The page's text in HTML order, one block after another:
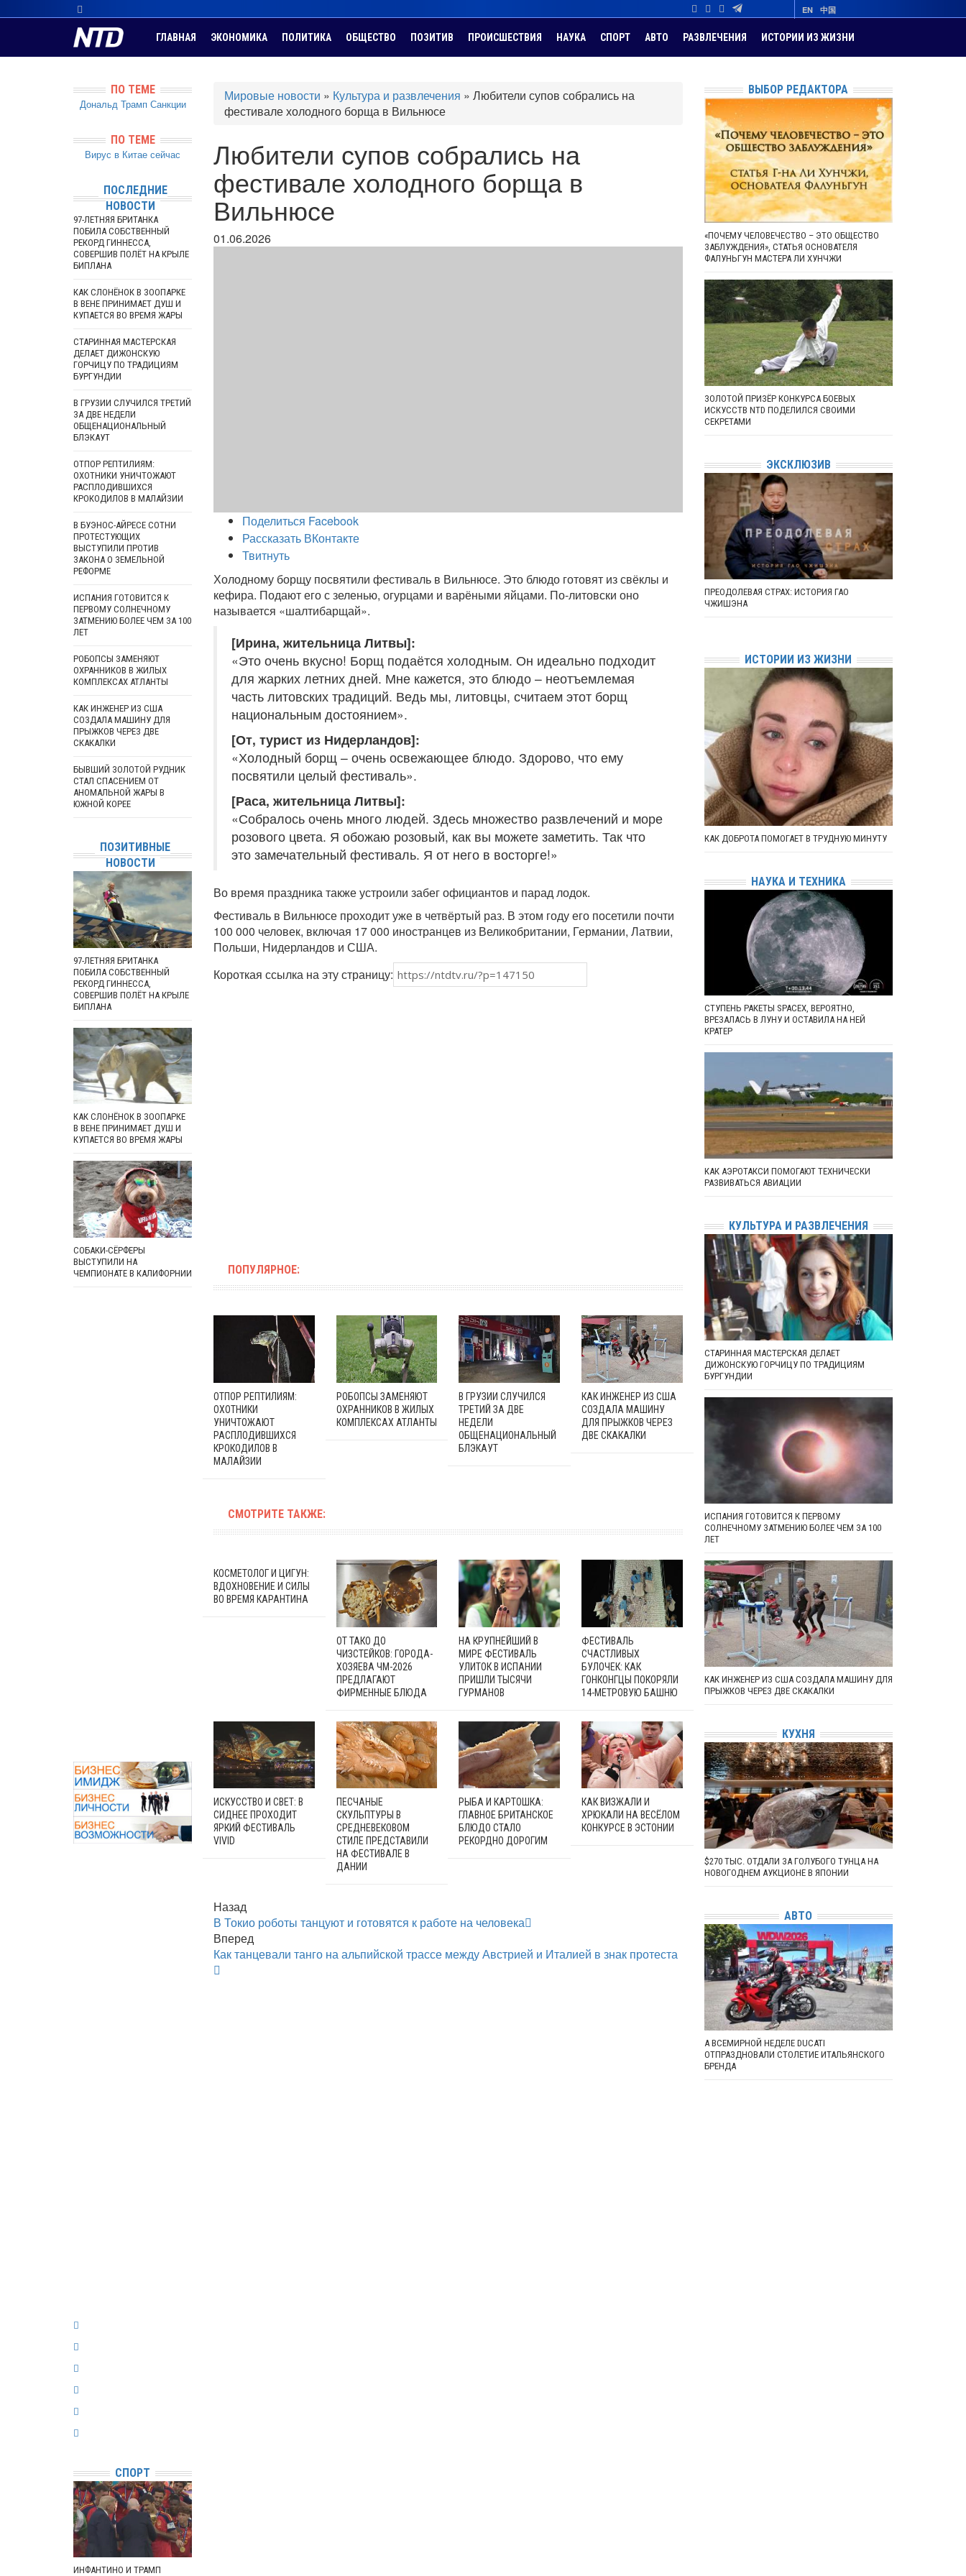
EN 中国
ГЛАВНАЯ ЭКОНОМИКА ПОЛИТИКА ОБЩЕСТВО ПОЗИТИВ ПРОИСШЕСТВИЯ НАУКА СПОРТ АВТО РАЗВЛЕЧЕНИЯ ИСТОРИИ ИЗ ЖИЗНИ
Мировые новости » Культура и развлечения » Любители супов собрались на
фестивале холодного борща в Вильнюсе
Любители супов собрались на
фестивале холодного борща в
Вильнюсе
01.06.2026
Поделиться Facebook
Рассказать ВКонтакте
Твитнуть
Холодному борщу посвятили фестиваль в Вильнюсе. Это блюдо готовят из свёклы и
кефира. Подают его с зеленью, огурцами и варёными яйцами. По-литовски оно
называется «шалтибарщай».
[Ирина, жительница Литвы]:
«Это очень вкусно! Борщ подаётся холодным. Он идеально подходит
для жарких летних дней. Мне кажется, это блюдо – неотъемлемая
часть литовских традиций. Ведь мы, литовцы, считаем этот борщ
национальным достоянием».
[От, турист из Нидерландов]:
«Холодный борщ – очень освежающее блюдо. Здорово, что ему
посвятили целый фестиваль».
[Раса, жительница Литвы]:
«Собралось очень много людей. Здесь множество развлечений и море
розового цвета. Я обожаю розовый, как вы можете заметить. Так что
это замечательный фестиваль. Я от него в восторге!»
Во время праздника также устроили забег официантов и парад лодок.
Фестиваль в Вильнюсе проходит уже в четвёртый раз. В этом году его посетили почти
100 000 человек, включая 17 000 иностранцев из Великобритании, Германии, Латвии,
Польши, Нидерландов и США.
Короткая ссылка на эту страницу:
ПОПУЛЯРНОЕ:
ОТПОР РЕПТИЛИЯМ:
ОХОТНИКИ
УНИЧТОЖАЮТ
РАСПЛОДИВШИХСЯ
КРОКОДИЛОВ В
МАЛАЙЗИИ
РОБОПСЫ ЗАМЕНЯЮТ
ОХРАННИКОВ В ЖИЛЫХ
КОМПЛЕКСАХ АТЛАНТЫ
В ГРУЗИИ СЛУЧИЛСЯ
ТРЕТИЙ ЗА ДВЕ
НЕДЕЛИ
ОБЩЕНАЦИОНАЛЬНЫЙ
БЛЭКАУТ
КАК ИНЖЕНЕР ИЗ США
СОЗДАЛА МАШИНУ
ДЛЯ ПРЫЖКОВ ЧЕРЕЗ
ДВЕ СКАКАЛКИ
СМОТРИТЕ ТАКЖЕ:
КОСМЕТОЛОГ И ЦИГУН:
ВДОХНОВЕНИЕ И СИЛЫ
ВО ВРЕМЯ КАРАНТИНА
ОТ ТАКО ДО
ЧИЗСТЕЙКОВ: ГОРОДА-
ХОЗЯЕВА ЧМ-2026
ПРЕДЛАГАЮТ
ФИРМЕННЫЕ БЛЮДА
НА КРУПНЕЙШИЙ В
МИРЕ ФЕСТИВАЛЬ
УЛИТОК В ИСПАНИИ
ПРИШЛИ ТЫСЯЧИ
ГУРМАНОВ
ФЕСТИВАЛЬ
СЧАСТЛИВЫХ
БУЛОЧЕК: КАК
ГОНКОНГЦЫ ПОКОРЯЛИ
14-МЕТРОВУЮ БАШНЮ
ИСКУССТВО И СВЕТ: В
СИДНЕЕ ПРОХОДИТ
ЯРКИЙ ФЕСТИВАЛЬ
VIVID
ПЕСЧАНЫЕ
СКУЛЬПТУРЫ В
СРЕДНЕВЕКОВОМ
СТИЛЕ ПРЕДСТАВИЛИ
НА ФЕСТИВАЛЕ В
ДАНИИ
РЫБА И КАРТОШКА:
ГЛАВНОЕ БРИТАНСКОЕ
БЛЮДО СТАЛО
РЕКОРДНО ДОРОГИМ
КАК ВИЗЖАЛИ И
ХРЮКАЛИ НА ВЕСЁЛОМ
КОНКУРСЕ В ЭСТОНИИ
Назад
В Токио роботы танцуют и готовятся к работе на человека
Вперед
Как танцевали танго на альпийской трассе между Австрией и Италией в знак протеста
ПО ТЕМЕ
Дональд Трамп Санкции
ПО ТЕМЕ
Вирус в Китае сейчас
ПОСЛЕДНИЕ
НОВОСТИ
97-ЛЕТНЯЯ БРИТАНКА
ПОБИЛА СОБСТВЕННЫЙ
РЕКОРД ГИННЕССА,
СОВЕРШИВ ПОЛЁТ НА КРЫЛЕ
БИПЛАНА
КАК СЛОНЁНОК В ЗООПАРКЕ
В ВЕНЕ ПРИНИМАЕТ ДУШ И
КУПАЕТСЯ ВО ВРЕМЯ ЖАРЫ
СТАРИННАЯ МАСТЕРСКАЯ
ДЕЛАЕТ ДИЖОНСКУЮ
ГОРЧИЦУ ПО ТРАДИЦИЯМ
БУРГУНДИИ
В ГРУЗИИ СЛУЧИЛСЯ ТРЕТИЙ
ЗА ДВЕ НЕДЕЛИ
ОБЩЕНАЦИОНАЛЬНЫЙ
БЛЭКАУТ
ОТПОР РЕПТИЛИЯМ:
ОХОТНИКИ УНИЧТОЖАЮТ
РАСПЛОДИВШИХСЯ
КРОКОДИЛОВ В МАЛАЙЗИИ
В БУЭНОС-АЙРЕСЕ СОТНИ
ПРОТЕСТУЮЩИХ
ВЫСТУПИЛИ ПРОТИВ
ЗАКОНА О ЗЕМЕЛЬНОЙ
РЕФОРМЕ
ИСПАНИЯ ГОТОВИТСЯ К
ПЕРВОМУ СОЛНЕЧНОМУ
ЗАТМЕНИЮ БОЛЕЕ ЧЕМ ЗА 100
ЛЕТ
РОБОПСЫ ЗАМЕНЯЮТ
ОХРАННИКОВ В ЖИЛЫХ
КОМПЛЕКСАХ АТЛАНТЫ
КАК ИНЖЕНЕР ИЗ США
СОЗДАЛА МАШИНУ ДЛЯ
ПРЫЖКОВ ЧЕРЕЗ ДВЕ
СКАКАЛКИ
БЫВШИЙ ЗОЛОТОЙ РУДНИК
СТАЛ СПАСЕНИЕМ ОТ
АНОМАЛЬНОЙ ЖАРЫ В
ЮЖНОЙ КОРЕЕ
ПОЗИТИВНЫЕ
НОВОСТИ
97-ЛЕТНЯЯ БРИТАНКА
ПОБИЛА СОБСТВЕННЫЙ
РЕКОРД ГИННЕССА,
СОВЕРШИВ ПОЛЁТ НА КРЫЛЕ
БИПЛАНА
КАК СЛОНЁНОК В ЗООПАРКЕ
В ВЕНЕ ПРИНИМАЕТ ДУШ И
КУПАЕТСЯ ВО ВРЕМЯ ЖАРЫ
СОБАКИ-СЁРФЕРЫ
ВЫСТУПИЛИ НА
ЧЕМПИОНАТЕ В КАЛИФОРНИИ
СПОРТ
ИНФАНТИНО И ТРАМП
ВЫБОР РЕДАКТОРА
«ПОЧЕМУ ЧЕЛОВЕЧЕСТВО – ЭТО ОБЩЕСТВО
ЗАБЛУЖДЕНИЯ», СТАТЬЯ ОСНОВАТЕЛЯ
ФАЛУНЬГУН МАСТЕРА ЛИ ХУНЧЖИ
ЗОЛОТОЙ ПРИЗЁР КОНКУРСА БОЕВЫХ
ИСКУССТВ NTD ПОДЕЛИЛСЯ СВОИМИ
СЕКРЕТАМИ
ЭКСКЛЮЗИВ
ПРЕОДОЛЕВАЯ СТРАХ: ИСТОРИЯ ГАО
ЧЖИШЭНА
ИСТОРИИ ИЗ ЖИЗНИ
КАК ДОБРОТА ПОМОГАЕТ В ТРУДНУЮ МИНУТУ
НАУКА И ТЕХНИКА
СТУПЕНЬ РАКЕТЫ SPACEX, ВЕРОЯТНО,
ВРЕЗАЛАСЬ В ЛУНУ И ОСТАВИЛА НА НЕЙ
КРАТЕР
КАК АЭРОТАКСИ ПОМОГАЮТ ТЕХНИЧЕСКИ
РАЗВИВАТЬСЯ АВИАЦИИ
КУЛЬТУРА И РАЗВЛЕЧЕНИЯ
СТАРИННАЯ МАСТЕРСКАЯ ДЕЛАЕТ
ДИЖОНСКУЮ ГОРЧИЦУ ПО ТРАДИЦИЯМ
БУРГУНДИИ
ИСПАНИЯ ГОТОВИТСЯ К ПЕРВОМУ
СОЛНЕЧНОМУ ЗАТМЕНИЮ БОЛЕЕ ЧЕМ ЗА 100
ЛЕТ
КАК ИНЖЕНЕР ИЗ США СОЗДАЛА МАШИНУ ДЛЯ
ПРЫЖКОВ ЧЕРЕЗ ДВЕ СКАКАЛКИ
КУХНЯ
$270 ТЫС. ОТДАЛИ ЗА ГОЛУБОГО ТУНЦА НА
НОВОГОДНЕМ АУКЦИОНЕ В ЯПОНИИ
АВТО
А ВСЕМИРНОЙ НЕДЕЛЕ DUCATI
ОТПРАЗДНОВАЛИ СТОЛЕТИЕ ИТАЛЬЯНСКОГО
БРЕНДА